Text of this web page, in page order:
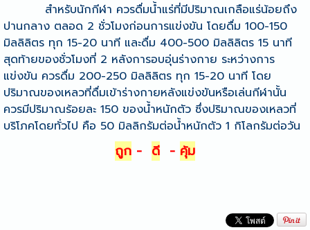
สำหรับนักกีฬา ควรดื่มน้ำแร่ที่มีปริมาณเกลือแร่น้อยถึง
ปานกลาง ตลอด 2 ชั่วโมงก่อนการแข่งขัน โดยดื่ม 100-150
มิลลิลิตร ทุก 15-20 นาที และดื่ม 400-500 มิลลิลิตร 15 นาที
สุดท้ายของชั่วโมงที่ 2 หลังการอบอุ่นร่างกาย ระหว่างการ
แข่งขัน ควรดื่ม 200-250 มิลลิลิตร ทุก 15-20 นาที โดย
ปริมาณของเหลวที่ดื่มเข้าร่างกายหลังแข่งขันหรือเล่นกีฬานั้น
ควรมีปริมาณร้อยละ 150 ของน้ำหนักตัว ซึ่งปริมาณของเหลวที่
บริโภคโดยทั่วไป คือ 50 มิลลิกรัมต่อน้ำหนักตัว 1 กิโลกรัมต่อวัน
ถูก- ดี- คุ้ม